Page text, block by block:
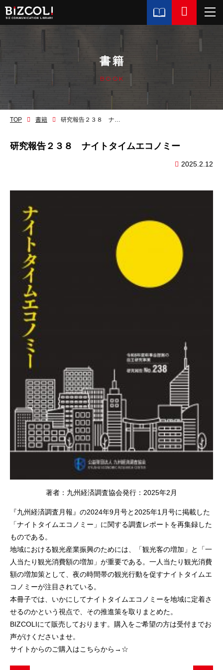
書籍
BOOK
TOP 書籍 研究報告２３８ ナイトタイムエコノミー
研究報告２３８ ナイトタイムエコノミー
2025.2.12
著者：九州経済調査協会発行：2025年2月
『九州経済調査月報』の2024年9月号と2025年1月号に掲載した
「ナイトタイムエコノミー」に関する調査レポートを再集録した
ものである。
地域における観光産業振興のためには、「観光客の増加」と「一
人当たり観光消費額の増加」が重要である。一人当たり観光消費
額の増加策として、夜の時間帯の観光行動を促すナイトタイムエ
コノミーが注目されている。
本冊子では、いかにしてナイトタイムエコノミーを地域に定着さ
せるのかという視点で、その推進策を取りまとめた。
BIZCOLIにて販売しております。購入をご希望の方は受付までお
声がけくださいませ。
サイトからのご購入はこちらから→ ☆